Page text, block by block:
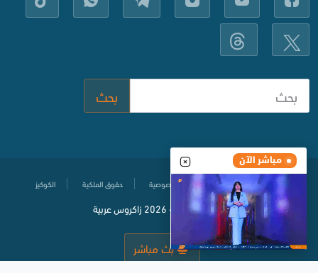
مباشر الآن
بحث
مركز المساعدة سياسة حماية الخصوصية حقوق الملكية الكوكيز
© جميع الحقوق محفوظة2020- 2026 زاكروس عربية
بث مباشر